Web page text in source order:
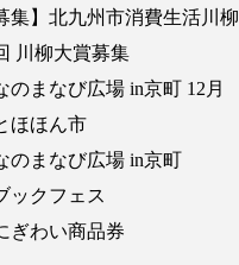
集】北九州市消費生活川柳
川柳大賞募集
のまなび広場 in京町 12月
ほほん市
のまなび広場 in京町
ックフェス
ぎわい商品券